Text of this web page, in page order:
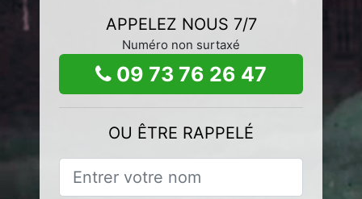
APPELEZ NOUS 7/7
Numéro non surtaxé
09 73 76 26 47
OU ÊTRE RAPPELÉ